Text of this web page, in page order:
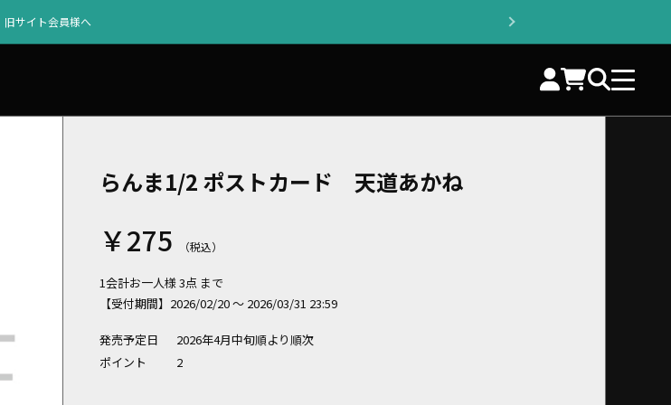
旧サイト会員様へ
らんま1/2 ポストカード 天道あかね
￥275
1会計お一人様 3点 まで
【受付期間】2026/02/20 ～ 2026/03/31 23:59
発売予定日
2026年4月中旬順より順次
ポイント
2